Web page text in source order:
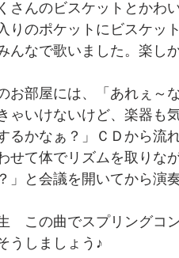
さんのビスケットとかわ
りのポケットにビスケッ
んなで歌いました。楽し
お部屋には、「あれぇ～
ゃいけないけど、楽器も
るかなぁ？」ＣＤから流
せて体でリズムを取りな
」と会議を開いてから演奏
　この曲でスプリング
うしましょう♪